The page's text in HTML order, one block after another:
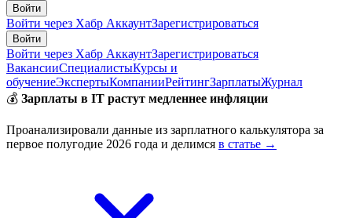
Войти
Войти через Хабр АккаунтЗарегистрироваться
Войти
Войти через Хабр АккаунтЗарегистрироваться
ВакансииСпециалистыКурсы и
обучениеЭкспертыКомпанииРейтингЗарплатыЖурнал
💰 Зарплаты в IT растут медленнее инфляции
Проанализировали данные из зарплатного калькулятора за
первое полугодие 2026 года и делимся в статье →